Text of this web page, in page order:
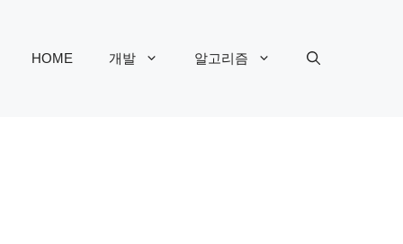
HOME 개발 알고리즘